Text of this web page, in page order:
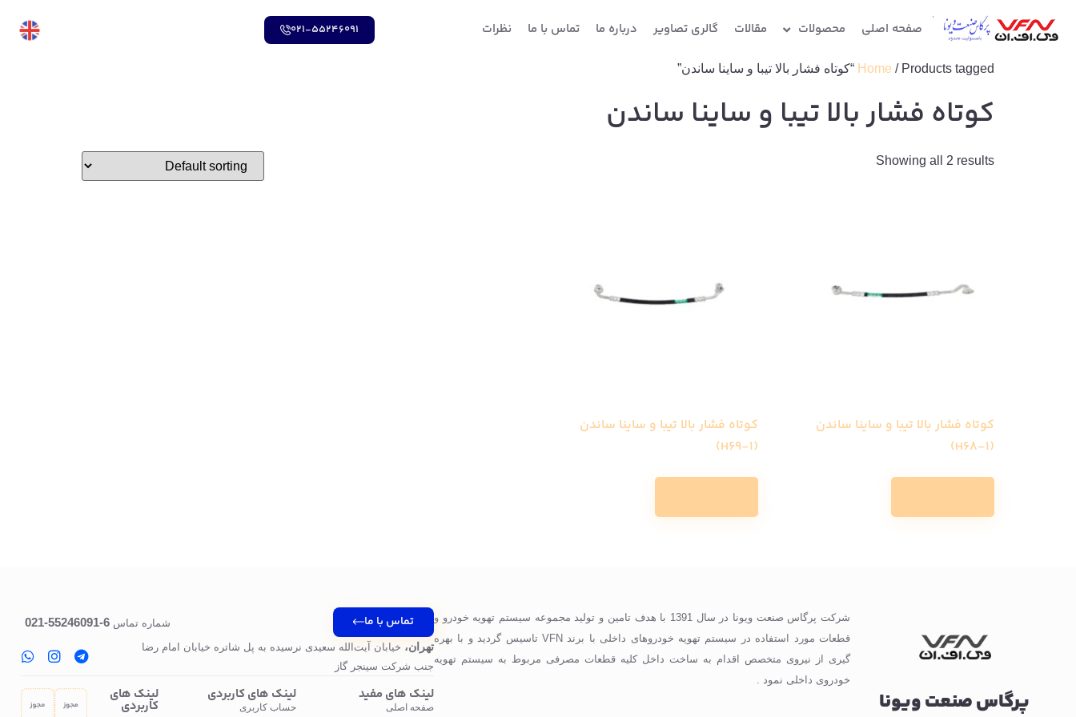
صفحه اصلی محصولات مقالات گالری تصاویر درباره ما تماس با ما نظرات 021-55246091
Home / Products tagged “کوتاه فشار بالا تیبا و ساینا ساندن”
کوتاه فشار بالا تیبا و ساینا ساندن
Showing all 2 results
کوتاه فشار بالا تیبا و ساینا ساندن
(H68-1)
کوتاه فشار بالا تیبا و ساینا ساندن
(H69-1)
پرگاس صنعت ویونا
شرکت پرگاس صنعت ویونا در سال 1391 با هدف تامین و تولید مجموعه سیستم تهویه خودرو و
قطعات مورد استفاده در سیستم تهویه خودروهای داخلی با برند VFN تاسیس گردید و با بهره
گیری از نیروی متخصص اقدام به ساخت داخل کلیه قطعات مصرفی مربوط به سیستم تهویه
خودروی داخلی نمود .
تماس با ما شماره تماس 6-55246091-021
تهران، خیابان آیت‌الله سعیدی نرسیده به پل‌ شاتره خیابان امام رضا
جنب شرکت سینجر گاز
لینک های مفید
صفحه اصلی
لینک های کاربردی
حساب کاربری
لینک های
کاربردی